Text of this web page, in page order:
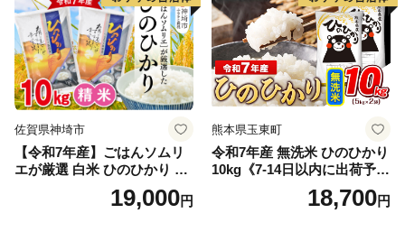
佐賀県神埼市
【令和7年産】ごはんソムリ
エが厳選 白米 ひのひかり 10
米 10kg 5kg×2 ひのひかり ブ
19,000円
熊本県玉東町
令和7年産 無洗米 ひのひかり
10kg《7-14日以内に出荷予定
(土日祝除く)》コメ 米 無洗米
令和7年産 高レビュー｜人気
18,700円